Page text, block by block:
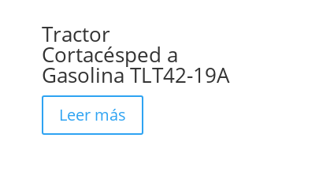
Tractor
Cortacésped a
Gasolina TLT42-19A
Leer más